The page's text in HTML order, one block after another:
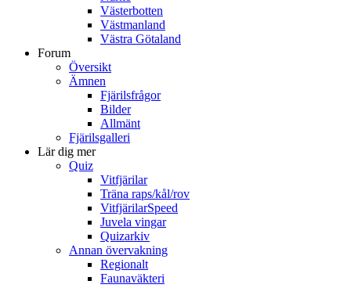
Västerbotten
Västmanland
Västra Götaland
Forum
Översikt
Ämnen
Fjärilsfrågor
Bilder
Allmänt
Fjärilsgalleri
Lär dig mer
Quiz
Vitfjärilar
Träna raps/kål/rov
VitfjärilarSpeed
Juvela vingar
Quizarkiv
Annan övervakning
Regionalt
Faunaväkteri